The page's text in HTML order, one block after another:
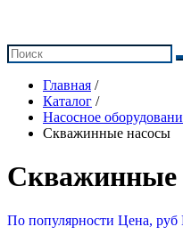
Главная /
Каталог /
Насосное
Скважинные насосы
Скважинные
По популярности Цена, руб